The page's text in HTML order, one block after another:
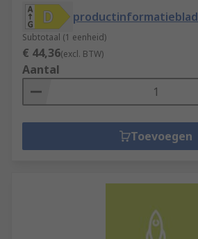
productinformatieblad
Subtotaal (1 eenheid)
€ 44,36(excl. BTW)
Aantal
Toevoegen